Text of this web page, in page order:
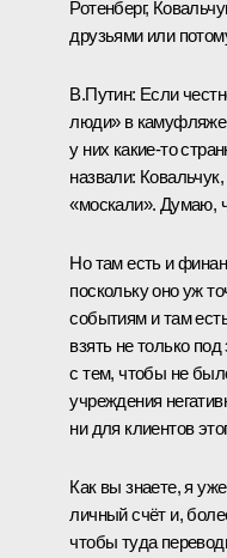
Ротенберг,
друзьями или
В.Путин: Если
люди» в камуфляже
у них какие‑то
назвали:
«москали». Думаю,
Но там есть и
поскольку оно уж
событиям и там
взять не только
с тем, чтобы не
учреждения
ни для клиентов
Как вы знаете, я
личный счёт и,
чтобы туда